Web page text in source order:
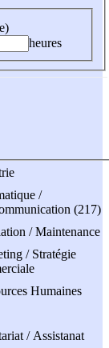
heures
/
(217)
/ Maintenance
/ Stratégie
Humaines
/ Assistanat